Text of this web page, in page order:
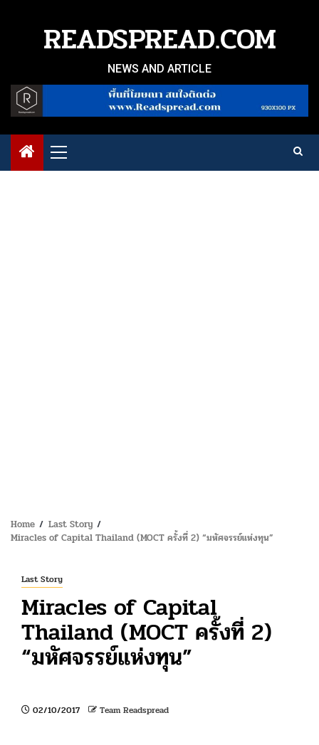
READSPREAD.COM
NEWS AND ARTICLE
Primary
Menu
Home
Last Story
Miracles of Capital Thailand (MOCT ครั้งที่ 2) “มหัศจรรย์แห่งทุน”
Last Story
Miracles of Capital
Thailand (MOCT ครั้งที่ 2)
“มหัศจรรย์แห่งทุน”
02/10/2017 Team Readspread